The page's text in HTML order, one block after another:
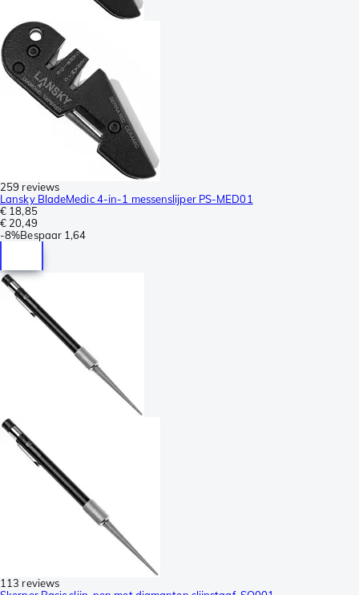
259 reviews
Lansky BladeMedic 4-in-1 messenslijper PS-MED01
€ 18,85
€ 20,49
-8%Bespaar 1,64
113 reviews